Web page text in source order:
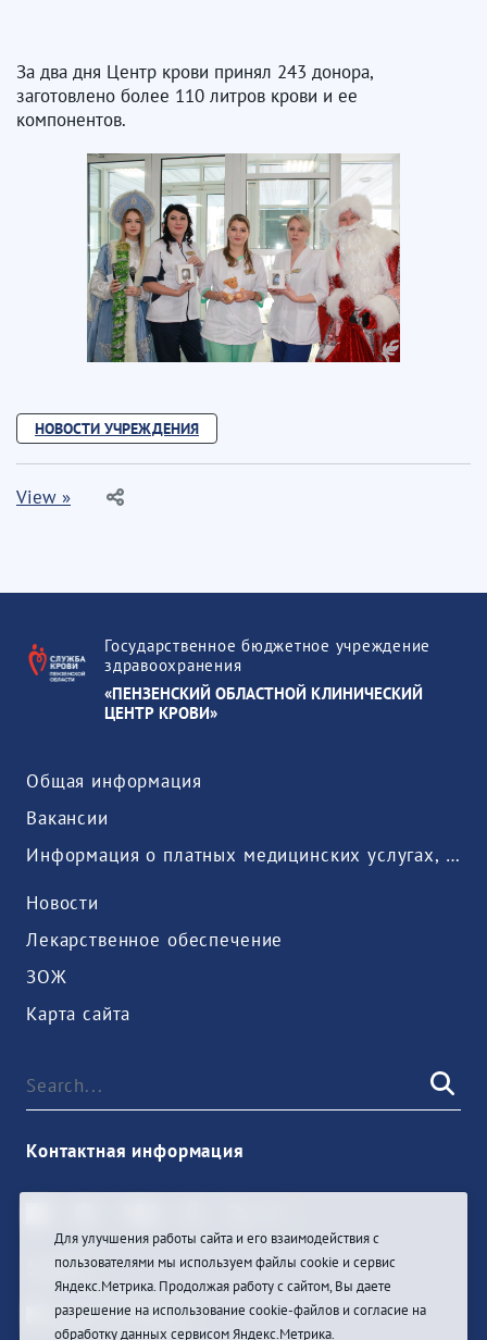
За два дня Центр крови принял 243 донора,
заготовлено более 110 литров крови и ее
компонентов.
НОВОСТИ УЧРЕЖДЕНИЯ
View »
Государственное бюджетное учреждение
здравоохранения
«ПЕНЗЕНСКИЙ ОБЛАСТНОЙ КЛИНИЧЕСКИЙ
ЦЕНТР КРОВИ»
Общая информация
Вакансии
Информация о платных медицинских услугах, предоставляемых медицинской организацией
Новости
Лекарственное обеспечение
ЗОЖ
Карта сайта
Контактная информация
Sign In
Для улучшения работы сайта и его взаимодействия с
пользователями мы используем файлы cookie и сервис
Яндекс.Метрика. Продолжая работу с сайтом, Вы даете
разрешение на использование cookie-файлов и согласие на
обработку данных сервисом Яндекс.Метрика.